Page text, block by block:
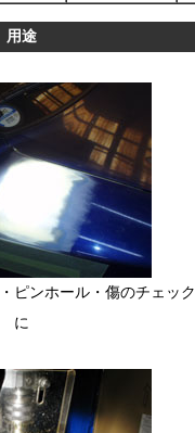
用途
ピンホール・傷のチェック
に